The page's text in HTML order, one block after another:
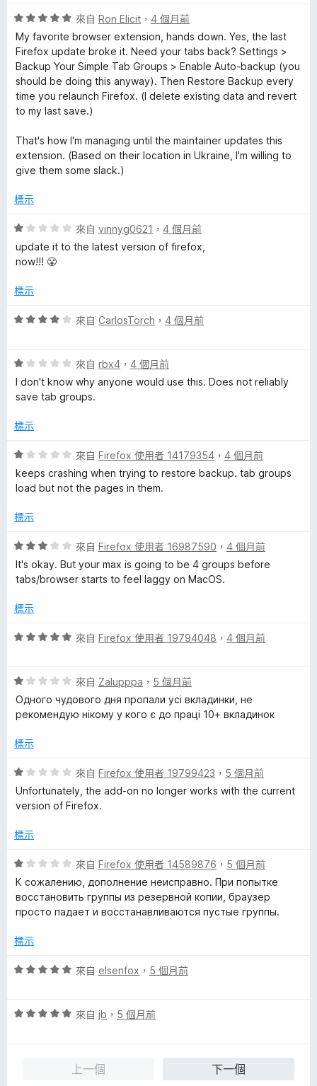
評
價
5
分
，
滿
分
分
來自 Ron Elicit ， 4 個月前
My favorite browser extension, hands down. Yes, the last
Firefox update broke it. Need your tabs back? Settings >
Backup Your Simple Tab Groups > Enable Auto-backup (you
should be doing this anyway). Then Restore Backup every
time you relaunch Firefox. (I delete existing data and revert
to my last save.)
That's how I'm managing until the maintainer updates this
extension. (Based on their location in Ukraine, I'm willing to
give them some slack.)
標示
評
價
1
，
分
來自 vinnyg0621 ， 4 個月前
update it to the latest version of firefox,
now!!! 😤
標示
評
分
，
滿
5
來自 CarlosTorch ， 4 個月前
評
價
1
，
分
5
分
來自 rbx4 ， 4 個月前
I don't know why anyone would use this. Does not reliably
save tab groups.
標示
評
價
1
，
分
5
分
來自 Firefox 使用者 14179354 ， 4 個月前
keeps crashing when trying to restore backup. tab groups
load but not the pages in them.
標示
評
價
3
，
分
來自 Firefox 使用者 16987590 ， 4 個月前
It's okay. But your max is going to be 4 groups before
tabs/browser starts to feel laggy on MacOS.
標示
評
分
，
滿
5
來自 Firefox 使用者 19794048 ， 4 個月前
評
價
1
，
分
5
來自 Zalupppa ， 5 個月前
Одного чудового дня пропали усі вкладинки, не
рекомендую нікому у кого є до праці 10+ вкладинок
標示
評
價
1
，
分
5
來自 Firefox 使用者 19799423 ， 5 個月前
Unfortunately, the add-on no longer works with the current
version of Firefox.
標示
評
價
1
分
滿
5
來自 Firefox 使用者 14589876 ， 5 個月前
К сожалению, дополнение неисправно. При попытке
восстановить группы из резервной копии, браузер
просто падает и восстанавливаются пустые группы.
標示
評
分
來自 elsenfox ， 5 個月前
評
來自 jb ， 5 個月前
上一個
下一個